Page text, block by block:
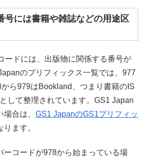
号には書籍や雑誌などの用途区
ードには、出版物に関係する番号が
のプリフィックス一覧では、977
ら979はBookland、つまり書籍のIS
して整理されています。GS1 Japan
合は、 GS1 JapanのGS1プリフィッ
ます。
ーコードが978から始まっている場